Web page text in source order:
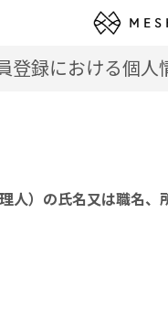
登録における個人
人）の氏名又は職名、